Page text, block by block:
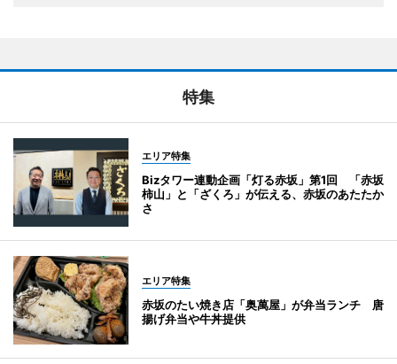
特集
エリア特集
Bizタワー連動企画「灯る赤坂」第1回 「赤坂
柿山」と「ざくろ」が伝える、赤坂のあたたか
さ
エリア特集
赤坂のたい焼き店「奥萬屋」が弁当ランチ 唐
揚げ弁当や牛丼提供